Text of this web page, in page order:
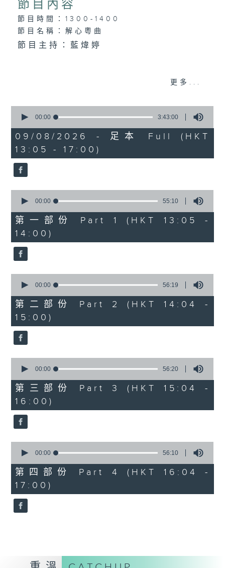
及原裝正版等；同時亦製作多元化特輯，訪問梨園、
曲藝及音樂界專業人士，邀請他們參與製作特備節目
及報導本港、國內及海外戲曲界的活動等等，式式俱
觸及學習的機會，使各戲迷能親自體會紅伶做功的難
節目內容
節目時間：1300-1400
節目名稱：解心粵曲
節目主持：藍煒婷
2. 「唔嫁」
由 黃千歲、芳艷芬 主唱
3. 「 賣油郎」
節目時間：1400-1700
節目名稱：粵曲會知音
節目主持：藍煒婷
1.「南唐春夢」
由 鄧碧雲、李寶瑩 主唱
2. 「桃花緣」
由 梁兆明、蔣文端 主唱
3.「十奏嚴嵩之寫表 」
由 麥炳榮、鳳凰女 主唱
4.「一代天嬌 」
5.「西施之五湖泛舟」
由 林錦堂、南鳳 主唱
由 龍貫天、何杜瑞卿 主唱
更多...
seconds
3
hours,
43
minutes,
0
seconds
00:00 3:43:00
09/08/2026 - 足本 Full (HKT
13:05 - 17:00)
seconds
55
minutes,
10
seconds
00:00 55:10
第一部份 Part 1 (HKT 13:05 -
14:00)
seconds
56
minutes,
19
seconds
00:00 56:19
第二部份 Part 2 (HKT 14:04 -
15:00)
seconds
56
minutes,
20
seconds
00:00 56:20
第三部份 Part 3 (HKT 15:04 -
16:00)
seconds
56
minutes,
10
seconds
00:00 56:10
第四部份 Part 4 (HKT 16:04 -
17:00)